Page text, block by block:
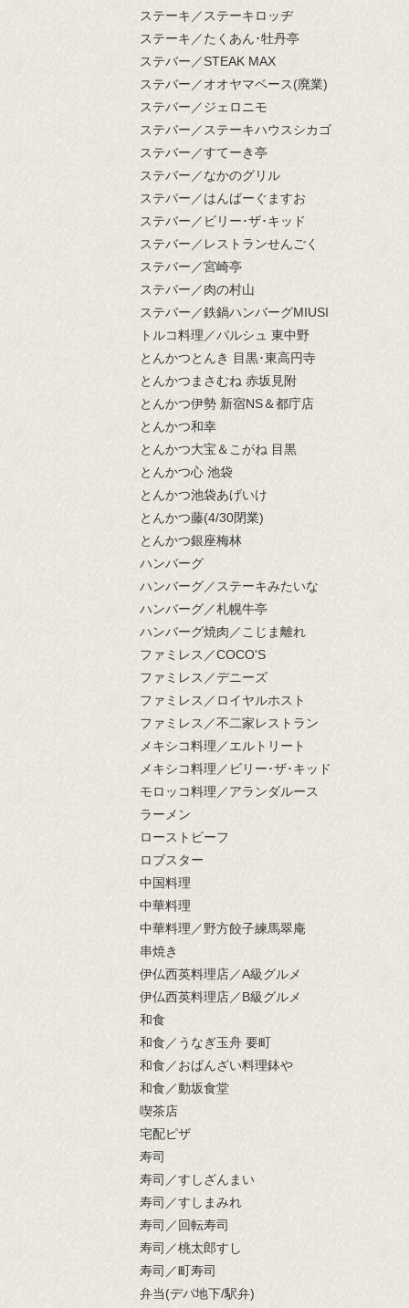
ステーキ／ステーキロッヂ
ステーキ／たくあん･牡丹亭
ステバー／STEAK MAX
ステバー／オオヤマベース(廃業)
ステバー／ジェロニモ
ステバー／ステーキハウスシカゴ
ステバー／すてーき亭
ステバー／なかのグリル
ステバー／はんばーぐますお
ステバー／ビリー･ザ･キッド
ステバー／レストランせんごく
ステバー／宮崎亭
ステバー／肉の村山
ステバー／鉄鍋ハンバーグMIUSI
トルコ料理／バルシュ 東中野
とんかつとんき 目黒･東高円寺
とんかつまさむね 赤坂見附
とんかつ伊勢 新宿NS＆都庁店
とんかつ和幸
とんかつ大宝＆こがね 目黒
とんかつ心 池袋
とんかつ池袋あげいけ
とんかつ藤(4/30閉業)
とんかつ銀座梅林
ハンバーグ
ハンバーグ／ステーキみたいな
ハンバーグ／札幌牛亭
ハンバーグ焼肉／こじま離れ
ファミレス／COCO'S
ファミレス／デニーズ
ファミレス／ロイヤルホスト
ファミレス／不二家レストラン
メキシコ料理／エルトリート
メキシコ料理／ビリー･ザ･キッド
モロッコ料理／アランダルース
ラーメン
ローストビーフ
ロブスター
中国料理
中華料理
中華料理／野方餃子練馬翠庵
串焼き
伊仏西英料理店／A級グルメ
伊仏西英料理店／B級グルメ
和食
和食／うなぎ玉舟 要町
和食／おばんざい料理鉢や
和食／動坂食堂
喫茶店
宅配ピザ
寿司
寿司／すしざんまい
寿司／すしまみれ
寿司／回転寿司
寿司／桃太郎すし
寿司／町寿司
弁当(デパ地下/駅弁)